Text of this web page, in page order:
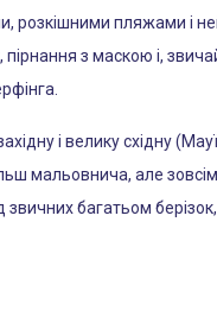
розкішними пляжами і
пірнання з маскою і,
і велику східну
мальовнича, але
звичних багатьом